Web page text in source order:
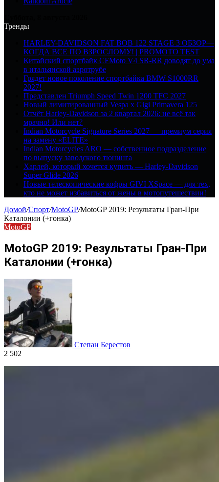
Тренды
HARLEY-DAVIDSON FAT BOB 122 STAGE 3 ОБЗОР—
КОГДА ВСЕ ПО ВЗРОСЛОМУ! | PROMOTO TEST
Китайский спортбайк CFMoto V4 SR-RR доводят до ума
в итальянской аэротрубе
Грядет новое поколение спортбайка BMW S1000RR
2027!
Представлен Triumph Speed Twin 1200 TFC 2027
Новый лимитированный Vespa x Gigi Primavera 125
Отчёт Harley-Davidson за 2 квартал 2026: не всё так
мрачно! Или нет?
Indian Motorcycle Signature Series 2027 — премиум серия
на замену «ELITE»
Indian Motorcycles ARO — собственное подразделение
по выпуску заводского тюнинга
Харлей, который хочется купить — Harley-Davidson
Super Glide 2026
Новые телескопические кофры GIVI XSpace — для тех,
кто не может избавиться от жены в мотопутешествии!
Домой/Спорт/MotoGP/MotoGP 2019: Результаты Гран-При
Каталонии (+гонка)
MotoGP
MotoGP 2019: Результаты Гран-При
Каталонии (+гонка)
Степан Берестов
2 502